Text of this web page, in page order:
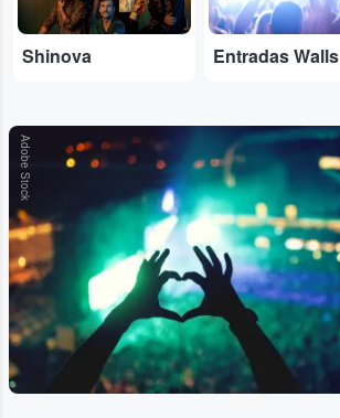
Shinova Entradas Walls
Adobe Stock